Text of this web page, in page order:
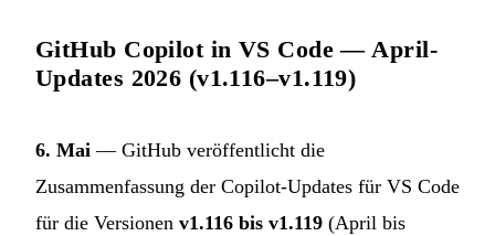
GitHub Copilot in VS Code — April-
Updates 2026 (v1.116–v1.119)
6. Mai — GitHub veröffentlicht die
Zusammenfassung der Copilot-Updates für VS Code
für die Versionen v1.116 bis v1.119 (April bis